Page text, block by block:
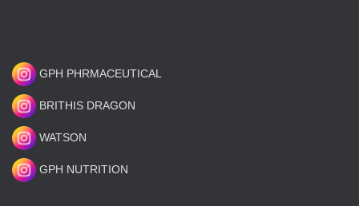
GPH PHRMACEUTICAL
BRITHIS DRAGON
WATSON
GPH NUTRITION